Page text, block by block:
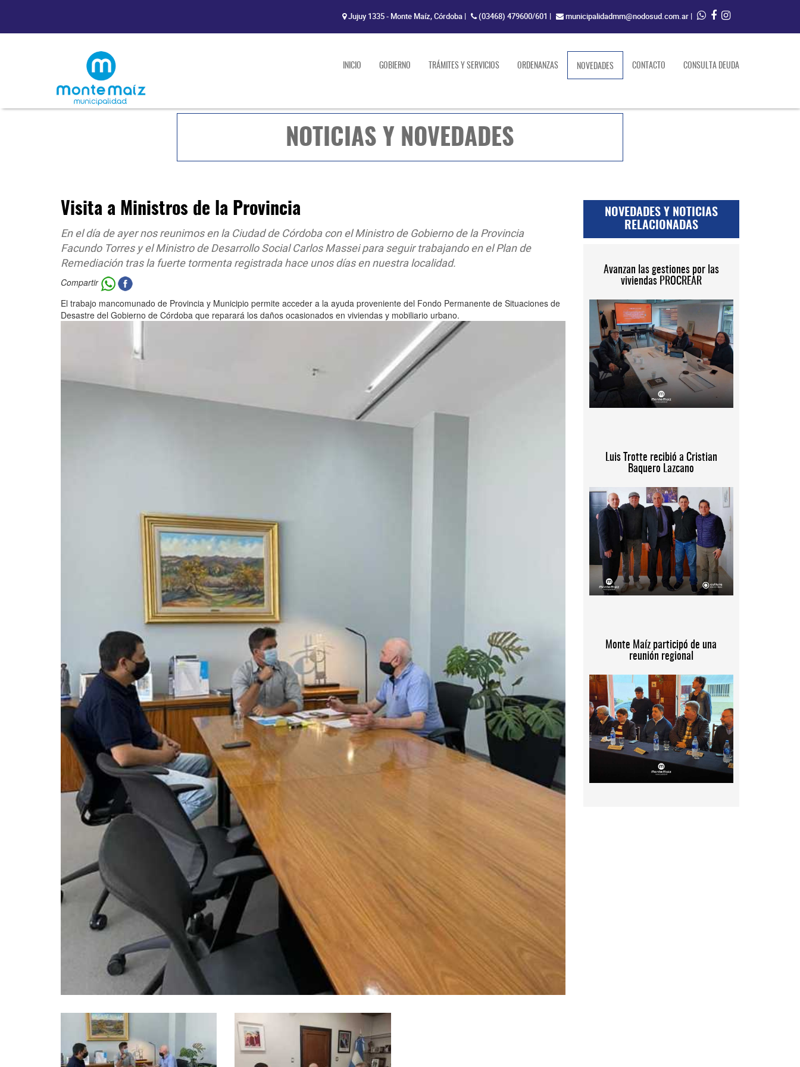
Jujuy 1335 - Monte Maíz, Córdoba | (03468) 479600/601 | municipalidadmm@nodosud.com.ar |
INICIO GOBIERNO TRÁMITES Y SERVICIOS ORDENANZAS NOVEDADES(current)CONTACTO CONSULTA DEUDA
NOTICIAS Y NOVEDADES
Visita a Ministros de la Provincia
En el día de ayer nos reunimos en la Ciudad de Córdoba con el Ministro de Gobierno de la Provincia
Facundo Torres y el Ministro de Desarrollo Social Carlos Massei para seguir trabajando en el Plan de
Remediación tras la fuerte tormenta registrada hace unos días en nuestra localidad.
Compartir
El trabajo mancomunado de Provincia y Municipio permite acceder a la ayuda proveniente del Fondo Permanente de Situaciones de
Desastre del Gobierno de Córdoba que reparará los daños ocasionados en viviendas y mobiliario urbano.
NOVEDADES Y NOTICIAS
RELACIONADAS
Avanzan las gestiones por las
viviendas PROCREAR
Luis Trotte recibió a Cristian
Baquero Lazcano
Monte Maíz participó de una
reunión regional